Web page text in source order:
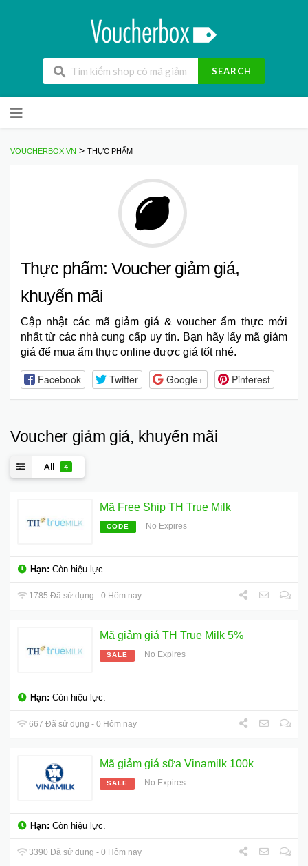
SEARCH
to
VOUCHERBOX.VN > THỰC PHẨM
Thực phẩm: Voucher giảm giá,
khuyến mãi
Cập nhật các mã giảm giá & voucher ẩm thực mới
nhất từ các nhà cung cấp uy tín. Bạn hãy lấy mã giảm
giá để mua ẩm thực online được giá tốt nhé.
Facebook Twitter Google+ Pinterest
Voucher giảm giá, khuyến mãi
All 4
Mã Free Ship TH True Milk
CODE No Expires
Hạn: Còn hiệu lực.
1785 Đã sử dụng - 0 Hôm nay
Mã giảm giá TH True Milk 5%
SALE No Expires
Hạn: Còn hiệu lực.
667 Đã sử dụng - 0 Hôm nay
Mã giảm giá sữa Vinamilk 100k
SALE No Expires
Hạn: Còn hiệu lực.
3390 Đã sử dụng - 0 Hôm nay